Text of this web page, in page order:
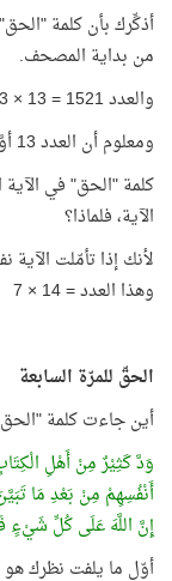
من بداية المصحف.
والعدد 1521 = 13 × 13 × 3 × 3، وأن رقم الآية، وهو 91 = 13 × 7
ومعلوم أن العدد 13 أوَّليّ، وترتيبه في قائمة الأعداد الأوّليّة رقم 6
الآية، فلماذا؟
وهذا العدد = 14 × 7
الحقّ للمرّة السابعة
أين جاءت كلمة
وَدَّ كَثِيْرٌ مِنْ أَهْلِ
أَنْفُسِهِمْ مِنْ بَعْدِ مَا
إِنَّ اللَّهَ عَلَى كُلِّ شَيْءٍ
أوّل ما يلفت نظرك هو رقم الآية